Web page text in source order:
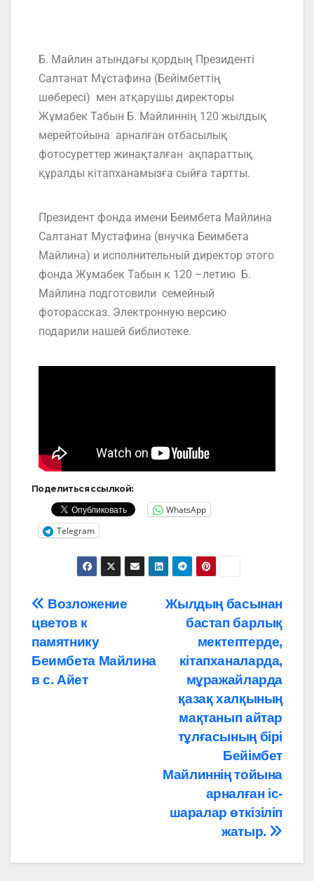
Б. Майлин атындағы қордың Президенті
Салтанат Мұстафина (Бейімбеттің
шөбересі) мен атқарушы директоры
Жұмабек Табын Б. Майлиннің 120 жылдық
мерейтойына арналған отбасылық
фотосуреттер жинақталған ақпараттық
құралды кітапханамызға сыйға тартты.
Президент фонда имени Беимбета Майлина
Салтанат Мустафина (внучка Беимбета
Майлина) и исполнительный директор этого
фонда Жумабек Табын к 120 –летию Б.
Майлина подготовили семейный
фоторассказ. Электронную версию
подарили нашей библиотеке.
Поделиться ссылкой:
WhatsApp
Telegram
Жылдың басынан
бастап барлық
мектептерде,
кітапханаларда,
мұражайларда
қазақ халқының
мақтанып айтар
тұлғасының бірі
Бейімбет
Майлиннің тойына
арналған іс-
шаралар өткізіліп
жатыр.
Возложение
цветов к
памятнику
Беимбета Майлина
в с. Айет